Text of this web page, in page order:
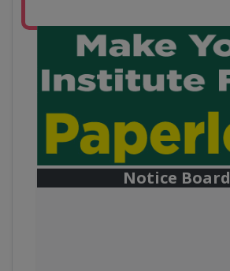
Notice Board